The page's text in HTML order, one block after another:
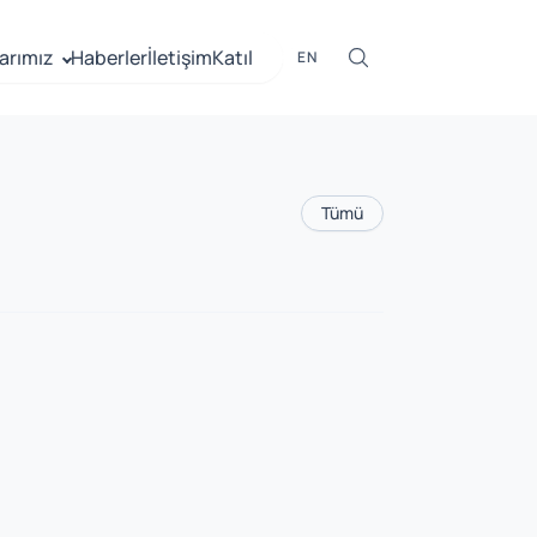
HaberlerİletişimKatıl EN
Tümü